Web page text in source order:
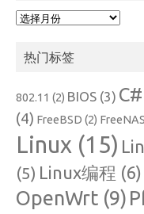
归
热门标签
802.11 (2) BIOS (3) C#
(4) FreeBSD (2) FreeNAS
Linux (15)
(5) Linux编程 (6)
OpenWrt (9)